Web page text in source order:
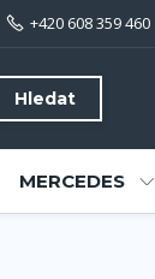
Hledat
+420 608 359 460
MERCEDES